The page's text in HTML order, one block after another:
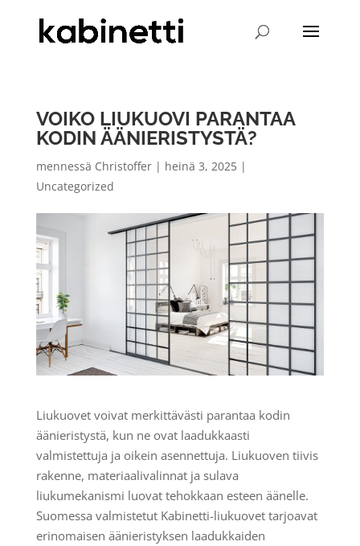
VOIKO LIUKUOVI PARANTAA
KODIN ÄÄNIERISTYSTÄ?
mennessä Christoffer| heinä 3, 2025|
Uncategorized
Liukuovet voivat merkittävästi parantaa kodin
äänieristystä, kun ne ovat laadukkaasti
valmistettuja ja oikein asennettuja. Liukuoven tiivis
rakenne, materiaalivalinnat ja sulava
liukumekanismi luovat tehokkaan esteen äänelle.
Suomessa valmistetut Kabinetti-liukuovet tarjoavat
erinomaisen äänieristyksen laadukkaiden